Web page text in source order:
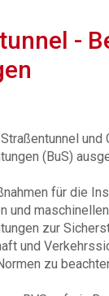
-
(BuS)
für die
und
zur
und
zu